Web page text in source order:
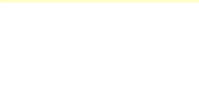
Proyectos